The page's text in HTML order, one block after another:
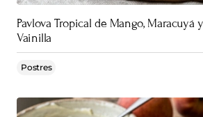
Pavlova Tropical de Mango, Maracuyá
Vainilla
Postres